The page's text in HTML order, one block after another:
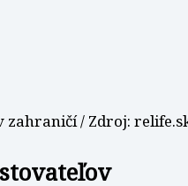
zahraničí / Zdroj: